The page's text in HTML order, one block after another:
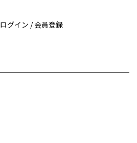
ログイン / 会員登録